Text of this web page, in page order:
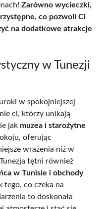
Zarówno wycieczki,
co pozwoli Ci
na dodatkowe atrakcje
w Tunezji
w spokojniejszej
ci, którzy unikają
jak muzea i starożytne
oferując
wrażenia niż w
tętni również
w Tunisie i obchody
co czeka na
to doskonała